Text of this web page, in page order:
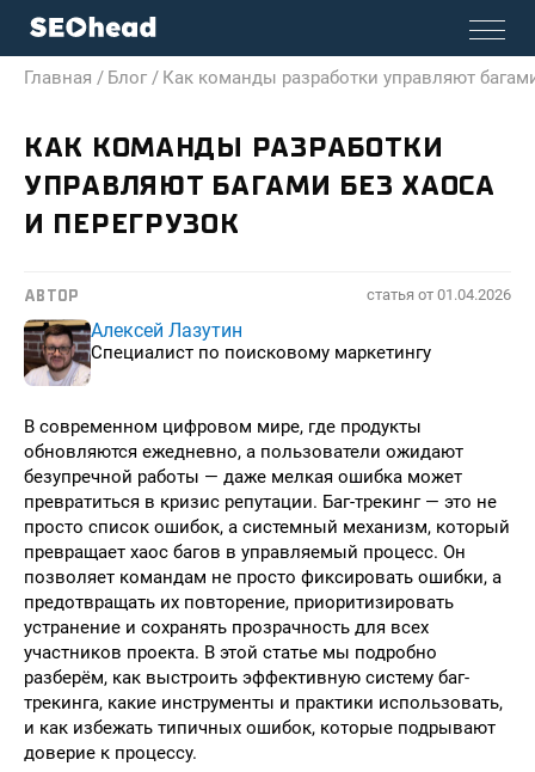
Главная / Блог / Как команды разработки управляют
КАК КОМАНДЫ РАЗРАБОТКИ
УПРАВЛЯЮТ БАГАМИ БЕЗ ХАОСА
И ПЕРЕГРУЗОК
АВТОР статья от 01.04.2026
Алексей Лазутин
Специалист по поисковому маркетингу
В современном цифровом мире, где продукты
обновляются ежедневно, а пользователи ожидают
безупречной работы — даже мелкая ошибка может
превратиться в кризис репутации. Баг-трекинг — это не
просто список ошибок, а системный механизм, который
превращает хаос багов в управляемый процесс. Он
позволяет командам не просто фиксировать ошибки, а
предотвращать их повторение, приоритизировать
устранение и сохранять прозрачность для всех
участников проекта. В этой статье мы подробно
разберём, как выстроить эффективную систему баг-
трекинга, какие инструменты и практики использовать,
и как избежать типичных ошибок, которые подрывают
доверие к процессу.